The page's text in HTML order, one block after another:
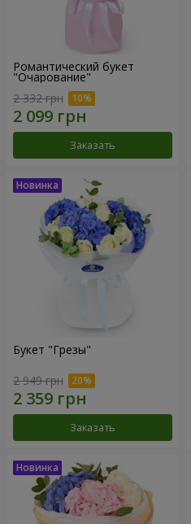
Романтический букет
"Очарование"
2 332 грн
Заказать
Букет "Грезы"
2 949 грн
Заказать